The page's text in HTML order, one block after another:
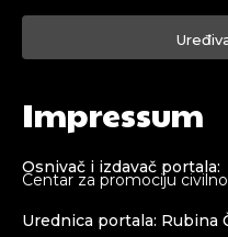
Impressum
Osnivač i izdavač portala:
Centar za promociju
Urednica portala: Rubina